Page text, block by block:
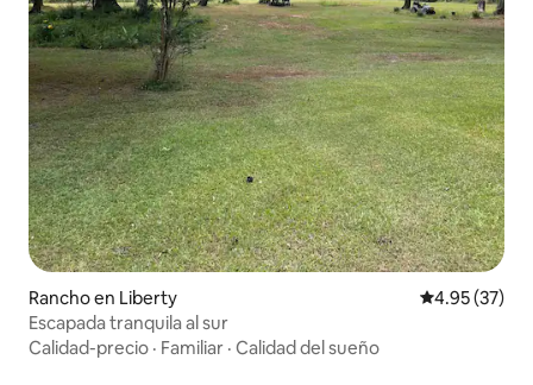
Rancho en Liberty Calificación
4.95 (37)
Escapada tranquila al sur
Calidad-precio · Familiar · Calidad del sueño